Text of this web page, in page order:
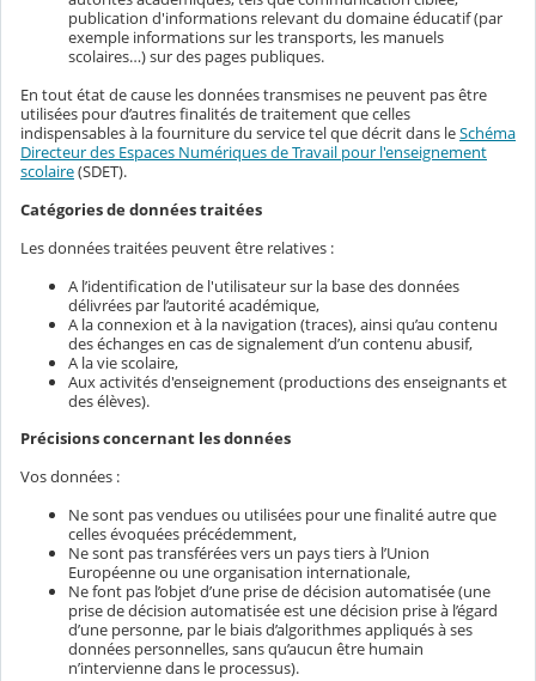
publication d'informations relevant du domaine éducatif (par
exemple informations sur les transports, les manuels
scolaires…) sur des pages publiques.
En tout état de cause les données transmises ne peuvent pas être
utilisées pour d’autres finalités de traitement que celles
indispensables à la fourniture du service tel que décrit dans leSchéma
Directeur des Espaces Numériques de Travail pour l'enseignement
scolaire(SDET).
Catégories de données traitées
Les données traitées peuvent être relatives :
A l’identification de l'utilisateur sur la base des données
délivrées par l’autorité académique,
A la connexion et à la navigation (traces), ainsi qu’au contenu
des échanges en cas de signalement d’un contenu abusif,
A la vie scolaire,
Aux activités d'enseignement (productions des enseignants et
des élèves).
Précisions concernant les données
Vos données :
Ne sont pas vendues ou utilisées pour une finalité autre que
celles évoquées précédemment,
Ne sont pas transférées vers un pays tiers à l’Union
Européenne ou une organisation internationale,
Ne font pas l’objet d’une prise de décision automatisée (une
prise de décision automatisée est une décision prise à l’égard
d’une personne, par le biais d’algorithmes appliqués à ses
données personnelles, sans qu’aucun être humain
n’intervienne dans le processus).